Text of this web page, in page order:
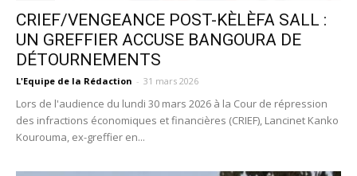
CRIEF/VENGEANCE POST-KÈLÈFA SALL :
UN GREFFIER ACCUSE BANGOURA DE
DÉTOURNEMENTS
L'Equipe de la Rédaction - 31 mars 2026
Lors de l'audience du lundi 30 mars 2026 à la Cour de répression
des infractions économiques et financières (CRIEF), Lancinet Kanko
Kourouma, ex-greffier en...